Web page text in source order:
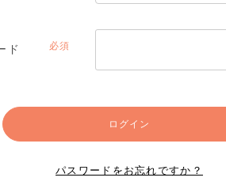
ド
ログイン
パスワードをお忘れですか？